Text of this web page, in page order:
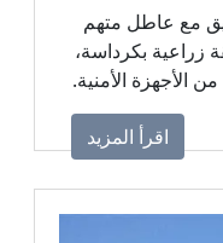
مع عاطل متهم
بكرداسة،
الأجهزة الأمنية.
اقرأ المزيد